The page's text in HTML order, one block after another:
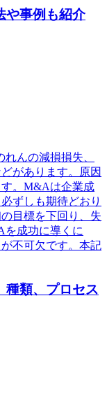
や事例も紹介
んの減損損失、
があります。原因
。M&Aは企業成
ずしも期待どおり
目標を下回り、失
を成功に導くに
不可欠です。本記
種類、プロセス